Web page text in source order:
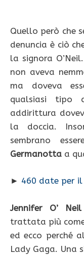
Quello però che
denuncia è ciò
la signora
non aveva
ma doveva
qualsiasi tipo
addirittura
la doccia.
sembrano
Germanotta a
► 460 date per
Jennifer O’ Neil
trattata più
ed ecco perché
Lady Gaga. Una